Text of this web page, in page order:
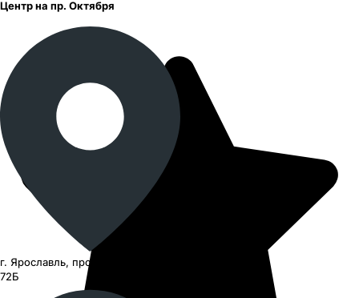
Центр на пр. Октября
г. Ярославль, проспект Октября,
72Б